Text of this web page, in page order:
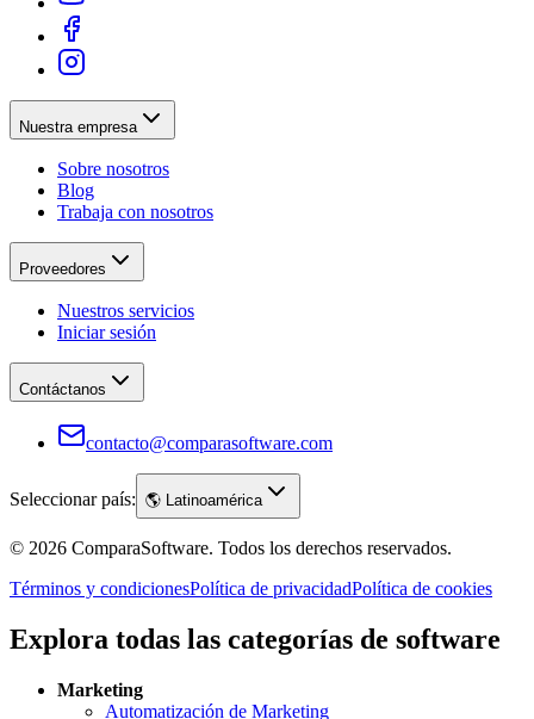
Nuestra empresa
Sobre nosotros
Blog
Trabaja con nosotros
Proveedores
Nuestros servicios
Iniciar sesión
Contáctanos
contacto@comparasoftware.com
Seleccionar país: 🌎 Latinoamérica
© 2026 ComparaSoftware. Todos los derechos reservados.
Términos y condicionesPolítica de privacidadPolítica de cookies
Explora todas las categorías de software
Marketing
Automatización de Marketing